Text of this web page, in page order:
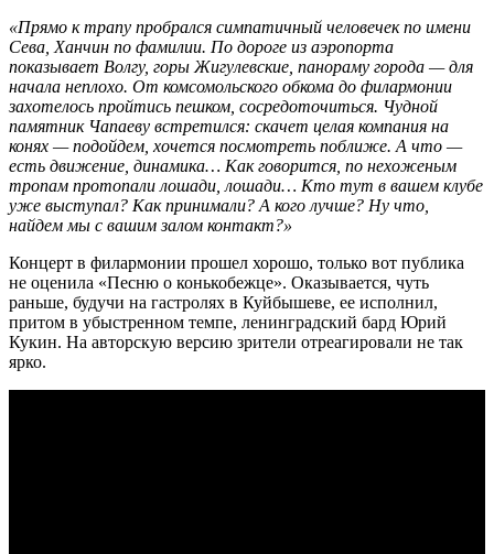
«Прямо к трапу пробрался симпатичный человечек по имени
Сева, Ханчин по фамилии. По дороге из аэропорта
показывает Волгу, горы Жигулевские, панораму города — для
начала неплохо. От комсомольского обкома до филармонии
захотелось пройтись пешком, сосредоточиться. Чудной
памятник Чапаеву встретился: скачет целая компания на
конях — подойдем, хочется посмотреть поближе. А что —
есть движение, динамика… Как говорится, по нехоженым
тропам протопали лошади, лошади… Кто тут в вашем клубе
уже выступал? Как принимали? А кого лучше? Ну что,
найдем мы с вашим залом контакт?»
Концерт в филармонии прошел хорошо, только вот публика
не оценила «Песню о конькобежце». Оказывается, чуть
раньше, будучи на гастролях в Куйбышеве, ее исполнил,
притом в убыстренном темпе, ленинградский бард Юрий
Кукин. На авторскую версию зрители отреагировали не так
ярко.